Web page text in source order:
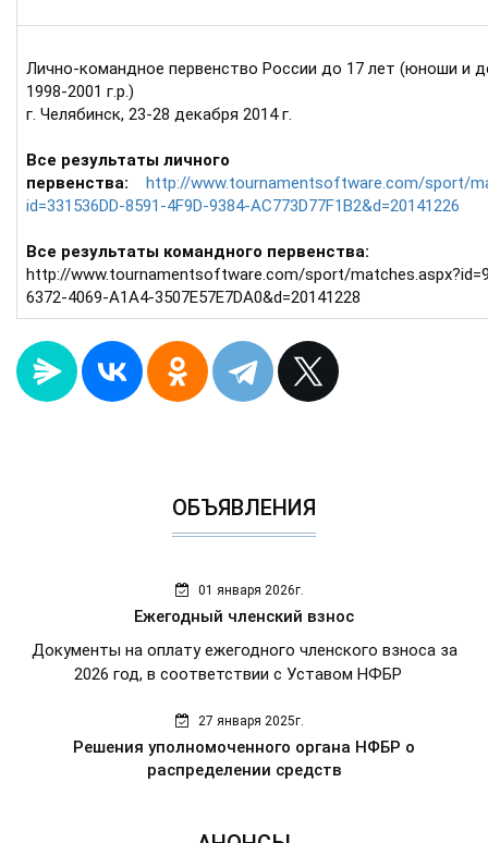
Лично-командное первенство России до 17 лет (юноши и
1998-2001 г.р.)
г. Челябинск, 23-28 декабря 2014 г.
Все результаты личного
первенства:
http://www.tournamentsoftware.com/sport/
id=331536DD-8591-4F9D-9384-AC773D77F1B2&d=20141226
Все результаты командного первенства:
http://www.tournamentsoftware.com/sport/
6372-4069-A1A4-3507E57E7DA0&d=20141228
ОБЪЯВЛЕНИЯ
01 января 2026г.
Ежегодный членский взнос
Документы на оплату ежегодного членского взноса за
2026 год, в соответствии с Уставом НФБР
27 января 2025г.
Решения уполномоченного органа НФБР о
распределении средств